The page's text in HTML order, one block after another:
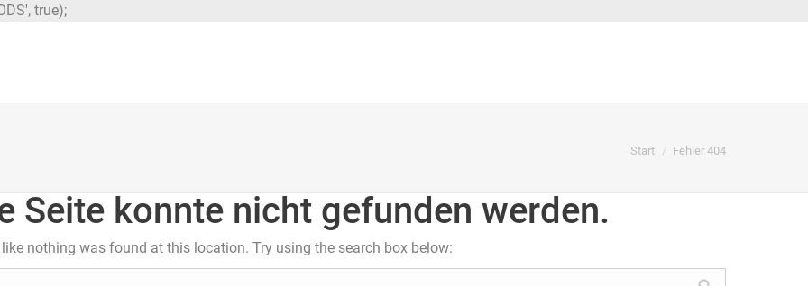
true);
Start Fehler 404
Seite konnte nicht gefunden werden.
nothing was found at this location. Try using the search box below: